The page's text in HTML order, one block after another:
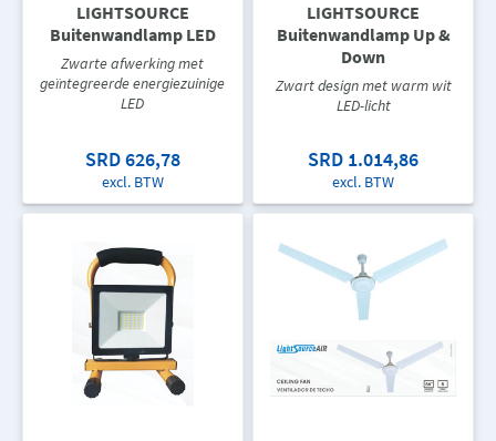
LIGHTSOURCE
Buitenwandlamp LED
Zwarte afwerking met
geïntegreerde energiezuinige
LED
SRD 626,78
excl. BTW
LIGHTSOURCE
Buitenwandlamp Up &
Down
Zwart design met warm wit
LED-licht
SRD 1.014,86
excl. BTW